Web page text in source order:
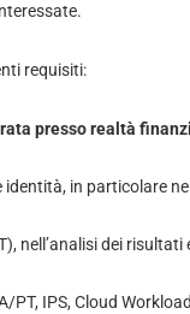
requisiti:
presso realtà
identità, in particolare
nell’analisi dei risultati
PT, IPS, Cloud